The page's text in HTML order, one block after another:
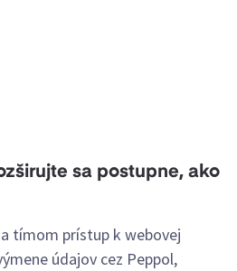
sa postupne, ako
tímom prístup k webovej
údajov cez Peppol,